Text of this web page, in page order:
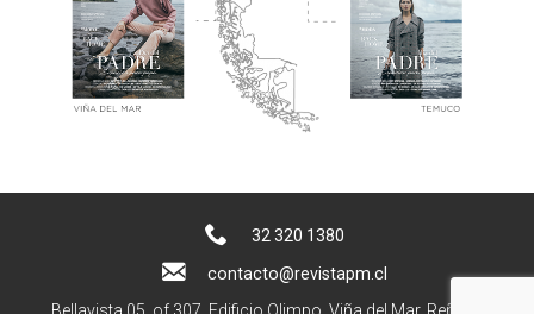
32 320 1380
contacto@revistapm.cl